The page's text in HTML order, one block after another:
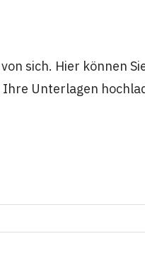
sich. Hier können
Unterlagen